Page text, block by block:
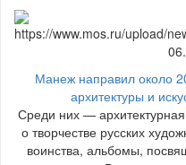
Манеж направил около
архитектуры и
Среди них —
о творчестве русских
воинства, альбомы,